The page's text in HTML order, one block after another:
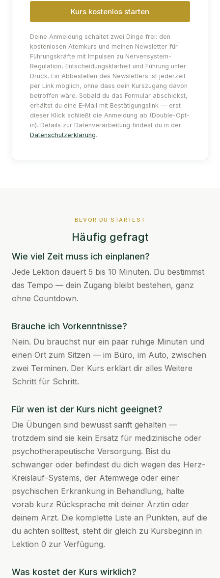
Kurs kostenlos starten
Deine Anmeldung schaltet zwei Dinge frei: den
kostenlosen Atemkurs und meinen Newsletter für
Führungskräfte mit Impulsen zu Nervensystem-
Regulation, Entscheidungsklarheit und Führung unter
Druck. Ein Abbestellen des Newsletters ist jederzeit
per Link möglich, ohne dass dein Kurszugang davon
betroffen wäre. Sobald du das Formular abschickst,
erhältst du eine E-Mail mit Bestätigungslink — erst
dieser Klick schließt die Anmeldung ab (Double-Opt-
in). Details zur Datenverarbeitung findest du in der
Datenschutzerklärung.
BEVOR DU STARTEST
Häufig gefragt
Wie viel Zeit muss ich einplanen?
Jede Lektion dauert 5 bis 10 Minuten. Du bestimmst
das Tempo — dein Zugang bleibt bestehen, ganz
ohne Countdown.
Brauche ich Vorkenntnisse?
Nein. Du brauchst nur ein paar ruhige Minuten und
einen Ort zum Sitzen — im Büro, im Auto, zwischen
zwei Terminen. Der Kurs erklärt dir alles Weitere
Schritt für Schritt.
Für wen ist der Kurs nicht geeignet?
Die Übungen sind bewusst sanft gehalten —
trotzdem sind sie kein Ersatz für medizinische oder
psychotherapeutische Versorgung. Bist du
schwanger oder befindest du dich wegen des Herz-
Kreislauf-Systems, der Atemwege oder einer
psychischen Erkrankung in Behandlung, halte
vorab kurz Rücksprache mit deiner Ärztin oder
deinem Arzt. Die komplette Liste an Punkten, auf die
du achten solltest, steht dir gleich zu Kursbeginn in
Lektion 0 zur Verfügung.
Was kostet der Kurs wirklich?